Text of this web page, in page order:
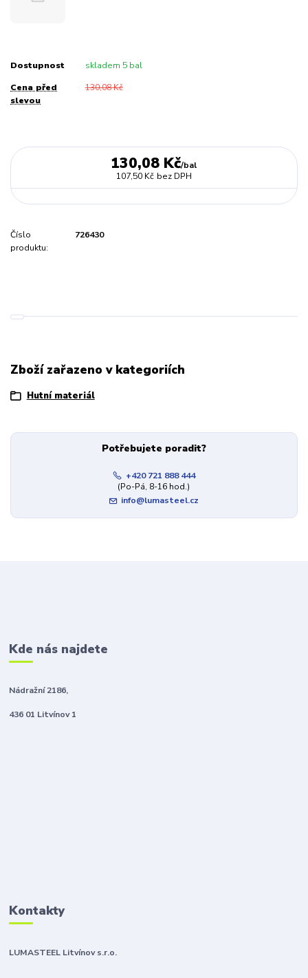
Dostupnost skladem 5 bal
Cena před
slevou
130,08 Kč
130,08 Kč/bal
107,50 Kč bez DPH
Číslo
produktu:
726430
Zboží zařazeno v kategoriích
Hutní materiál
Potřebujete poradit?
+420 721 888 444
(Po-Pá, 8-16 hod.)
info@lumasteel.cz
Kde nás najdete
Nádražní 2186,
436 01 Litvínov 1
Kontakty
LUMASTEEL Litvínov s.r.o.